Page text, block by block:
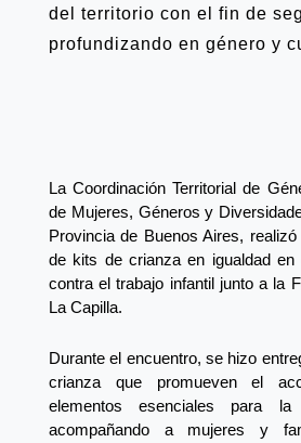
del territorio con el fin de
profundizando en género y
La Coordinación Territorial de
de Mujeres, Géneros y
Provincia de Buenos Aires,
de kits de crianza en igualdad en
contra el trabajo infantil junto a la
La Capilla.
Durante el encuentro, se hizo
crianza que promueven el
elementos esenciales para la
acompañando a mujeres y